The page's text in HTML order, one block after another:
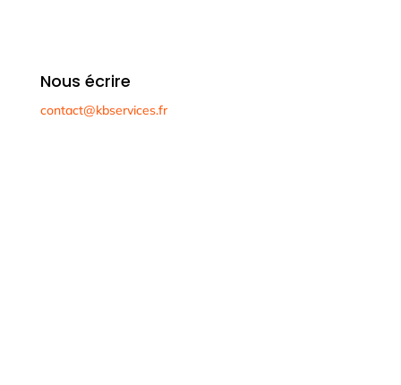
Nous écrire
contact@kbservices.fr